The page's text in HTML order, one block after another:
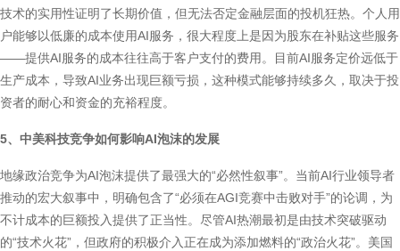
技术的实用性证明了长期价值，但无法否定金融层面的投机狂热。个人用
户能够以低廉的成本使用AI服务，很大程度上是因为股东在补贴这些服务
——提供AI服务的成本往往高于客户支付的费用。目前AI服务定价远低于
生产成本，导致AI业务出现巨额亏损，这种模式能够持续多久，取决于投
资者的耐心和资金的充裕程度。
5、中美科技竞争如何影响AI泡沫的发展
地缘政治竞争为AI泡沫提供了最强大的“必然性叙事”。当前AI行业领导者
推动的宏大叙事中，明确包含了“必须在AGI竞赛中击败对手”的论调，为
不计成本的巨额投入提供了正当性。尽管AI热潮最初是由技术突破驱动
的“技术火花”，但政府的积极介入正在成为添加燃料的“政治火花”。美国